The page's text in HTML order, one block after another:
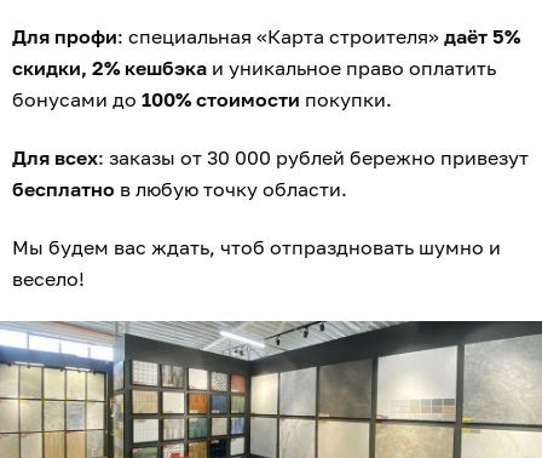
Для профи: специальная «Карта строителя» даёт 5%
скидки, 2% кешбэка и уникальное право оплатить
бонусами до 100% стоимости покупки.
Для всех: заказы от 30 000 рублей бережно привезут
бесплатно в любую точку области.
Мы будем вас ждать, чтоб отпраздновать шумно и
весело!